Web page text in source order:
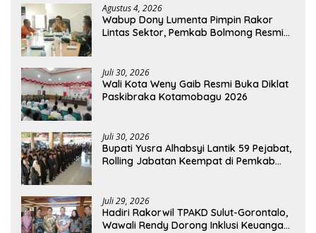
Agustus 4, 2026
Wabup Dony Lumenta Pimpin Rakor
Lintas Sektor, Pemkab Bolmong Resmi
Juli 30, 2026
Wali Kota Weny Gaib Resmi Buka Diklat
Paskibraka Kotamobagu 2026
Juli 30, 2026
Bupati Yusra Alhabsyi Lantik 59 Pejabat,
Rolling Jabatan Keempat di Pemkab
Juli 29, 2026
Hadiri Rakorwil TPAKD Sulut-Gorontalo,
Wawali Rendy Dorong Inklusi Keuangan